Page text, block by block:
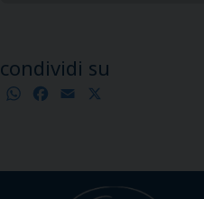
condividi su
WhatsApp
Facebook
Email